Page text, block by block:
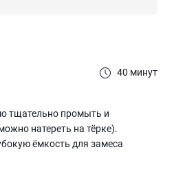
40 минут
тщательно промыть и
натереть на тёрке).
ёмкость для замеса